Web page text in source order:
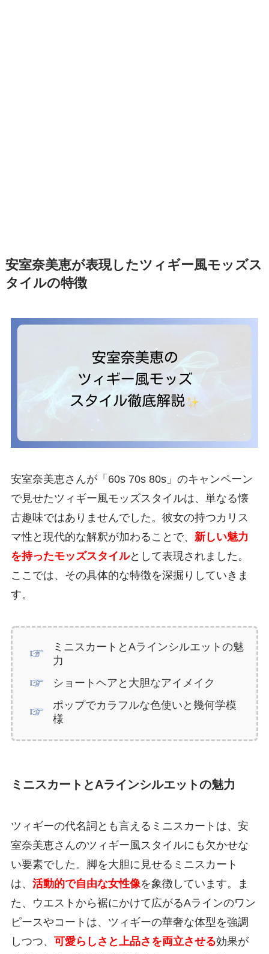
安室奈美恵が表現したツィギー風モッズス
タイルの特徴
安室奈美恵さんが「60s 70s 80s」のキャンペーン
で見せたツィギー風モッズスタイルは、単なる懐
古趣味ではありませんでした。彼女の持つカリス
マ性と現代的な解釈が加わることで、 新しい魅力
を持ったモッズスタイルとして表現されました。
ここでは、その具体的な特徴を深掘りしていきま
す。
ミニスカートとAラインシルエットの魅
力
ショートヘアと大胆なアイメイク
ポップでカラフルな色使いと幾何学模
様
ミニスカートとAラインシルエットの魅力
ツィギーの代名詞とも言えるミニスカートは、安
室奈美恵さんのツィギー風スタイルにも欠かせな
い要素でした。脚を大胆に見せるミニスカート
は、 活動的で自由な女性像を象徴しています。ま
た、ウエストから裾にかけて広がるAラインのワン
ピースやコートは、ツィギーの華奢な体型を強調
しつつ、 可愛らしさと上品さを両立させる効果が